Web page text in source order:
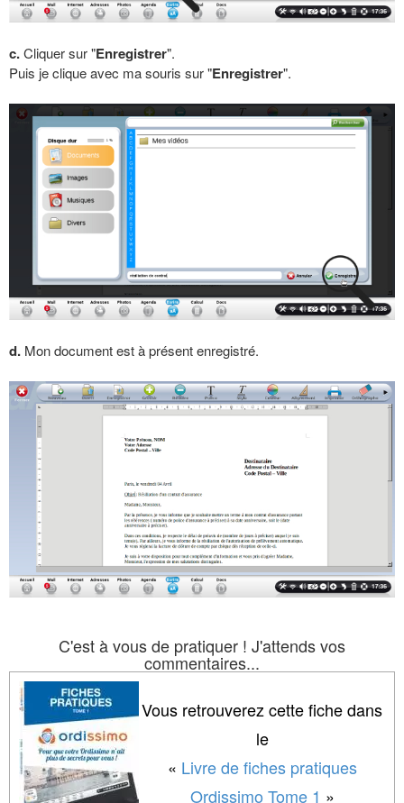
c.Cliquer sur "Enregistrer".
Puis je clique avec ma souris sur "Enregistrer".
d. Mon document est à présent enregistré.
C'est à vous de pratiquer ! J'attends vos
commentaires...
Vous retrouverez cette fiche dans
le
« Livre de fiches pratiques
Ordissimo Tome 1 »